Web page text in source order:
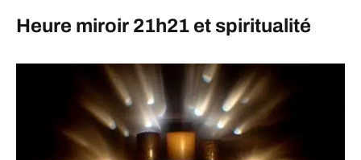
Heure miroir 21h21 et spiritualité